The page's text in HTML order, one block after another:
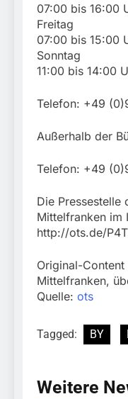
07:00 bis 16:00
Freitag
07:00 bis 15:00
Sonntag
11:00 bis 14:00
Telefon: +49
Außerhalb der
Telefon: +49
Die Pressestelle
Mittelfranken im
http://ots.de/
Original-
Mittelfranken,
Quelle: ots
Tagged: BY
Weitere